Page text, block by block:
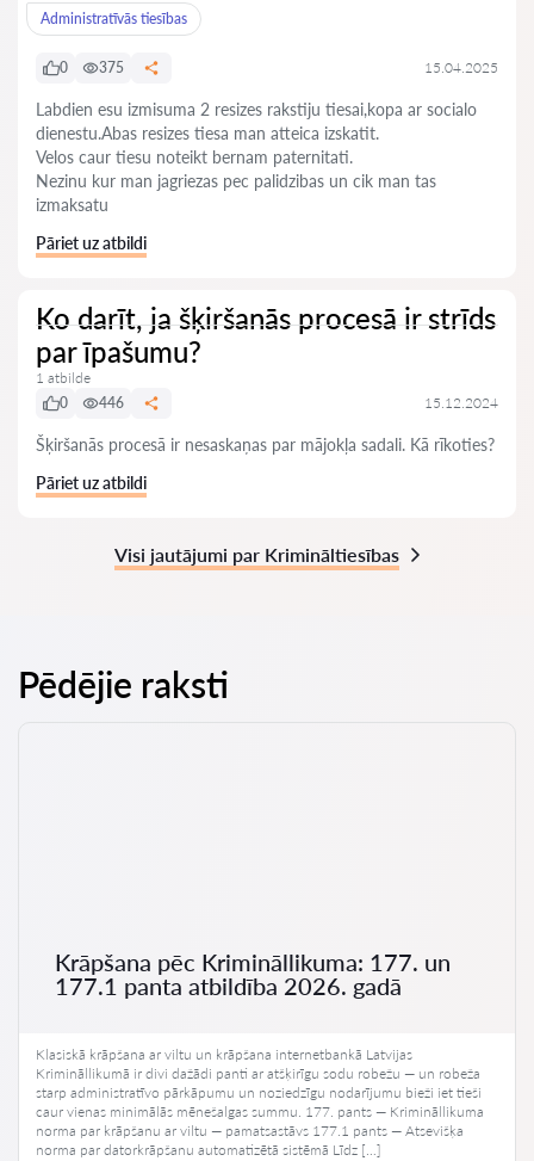
Administratīvās tiesības
0 375 15.04.2025
Labdien esu izmisuma 2 resizes rakstiju tiesai,kopa ar socialo
dienestu.Abas resizes tiesa man atteica izskatit.
Velos caur tiesu noteikt bernam paternitati.
Nezinu kur man jagriezas pec palidzibas un cik man tas
izmaksatu
Pāriet uz atbildi
Ko darīt, ja šķiršanās procesā ir strīds
par īpašumu?
1 atbilde
0
446 15.12.2024
Šķiršanās procesā ir nesaskaņas par mājokļa sadali. Kā rīkoties?
Pāriet uz atbildi
Visi jautājumi par Krimināltiesības
Pēdējie raksti
Krāpšana pēc Krimināllikuma: 177. un
177.1 panta atbildība 2026. gadā
Klasiskā krāpšana ar viltu un krāpšana internetbankā Latvijas
Krimināllikumā ir divi dažādi panti ar atšķirīgu sodu robežu — un robeža
starp administratīvo pārkāpumu un noziedzīgu nodarījumu bieži iet tieši
caur vienas minimālās mēnešalgas summu. 177. pants — Krimināllikuma
norma par krāpšanu ar viltu — pamatsastāvs 177.1 pants — Atsevišķa
norma par datorkrāpšanu automatizētā sistēmā Līdz […]